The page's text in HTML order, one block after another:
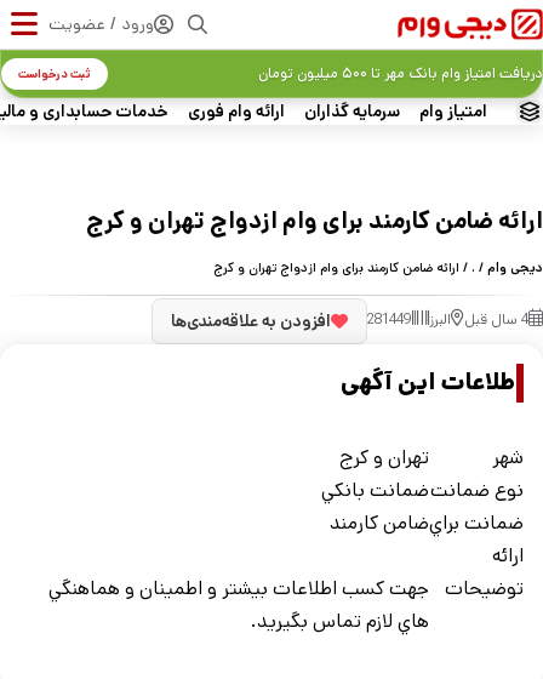
ورود / عضویت
امتیاز وام سرمایه گذاران ارائه وام فوری خدمات حسابداری و
دریافت امتیاز وام بانک مهر تا ۵۰۰ میلیون تومان ثبت درخواست
ارائه ضامن کارمند برای وام ازدواج تهران و کرج
دیجی وام/
. / ارائه ضامن کارمند برای وام ازدواج تهران و کرج
4 سال قبل البرز 281449 افزودن به علاقه‌مندی‌ها
اطلاعات این آگهی
شهر
تهران و کرج
نوع ضمانتضمانت بانکي
ضمانت براي
ارائه
ضامن کارمند
توضيحات
جهت کسب اطلاعات بيشتر و اطمينان و هماهنگي
هاي لازم تماس بگيريد.